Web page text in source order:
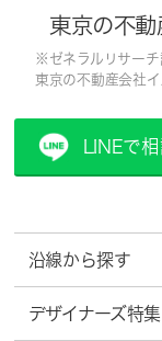
東京の不
※ゼネラルリサーチ
東京の不動産会社イ
LINEで
沿線から探す
デザイナーズ特集